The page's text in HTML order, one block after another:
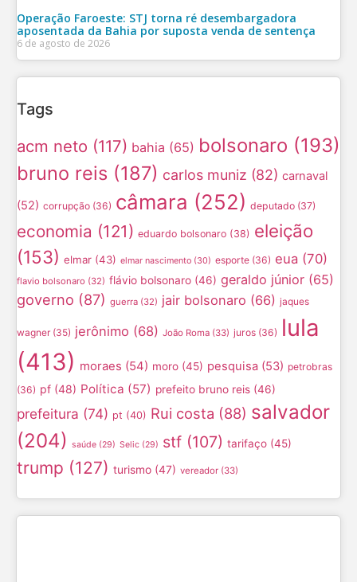
Operação Faroeste: STJ torna ré desembargadora
aposentada da Bahia por suposta venda de sentença
6 de agosto de 2026
Tags
acm neto (117) bahia (65) bolsonaro (193)
bruno reis (187) carlos muniz (82) carnaval
(52) corrupção (36) câmara (252) deputado (37)
economia (121) eduardo bolsonaro (38) eleição
(153) elmar (43) elmar nascimento (30) esporte (36) eua (70)
flavio bolsonaro (32) flávio bolsonaro (46) geraldo júnior (65)
governo (87) guerra (32) jair bolsonaro (66) jaques
wagner(35) jerônimo (68) João Roma (33) juros (36) lula
(413) moraes (54) moro (45) pesquisa (53) petrobras
(36) pf (48) Política (57) prefeito bruno reis (46)
prefeitura (74) pt (40) Rui costa (88) salvador
(204) saúde (29) Selic (29) stf (107) tarifaço (45)
trump (127) turismo (47) vereador (33)